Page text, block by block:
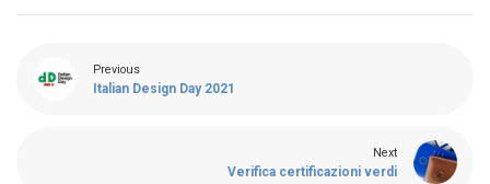
Previous
Italian Design Day 2021
Next
Verifica certificazioni verdi